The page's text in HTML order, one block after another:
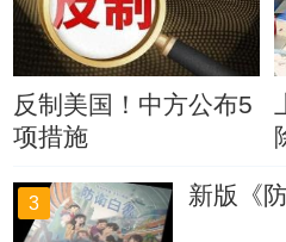
反制美国！中方公布5
项措施
3 新版《